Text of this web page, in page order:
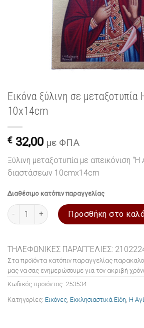
Εικόνα ξύλινη σε μεταξοτυπία
10x14cm
€ 32,00 με ΦΠΑ
Ξύλινη μεταξοτυπία με απεικόνιση “Η
διαστάσεων 10cmx14cm
Διαθέσιμο κατόπιν παραγγελίας
Εικόνα ξύλινη σε μεταξοτυπία Η Αγία
Προσθήκη στο
ΤΗΛΕΦΩΝΙΚΕΣ ΠΑΡΑΓΓΕΛΙΕΣ:
Στα προϊόντα κατόπιν παραγγελίας
μας να σας ενημερώσουμε για τον ακριβή
Κωδικός προϊόντος: 253534
Κατηγορίες: Εικόνες Εκκλησιαστικά Είδη Η